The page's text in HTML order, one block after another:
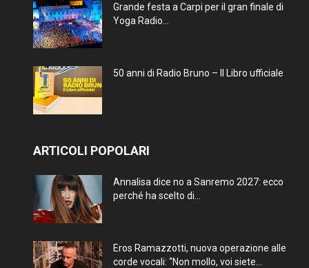
Grande festa a Carpi per il gran finale di
Yoga Radio...
50 anni di Radio Bruno – Il Libro ufficiale
ARTICOLI POPOLARI
Annalisa dice no a Sanremo 2027: ecco
perché ha scelto di...
Eros Ramazzotti, nuova operazione alle
corde vocali: “Non mollo, voi siete...